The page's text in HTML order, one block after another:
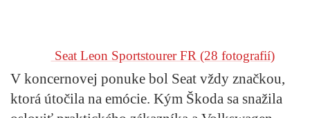
Seat Leon Sportstourer FR (28 fotografií)
V koncernovej ponuke bol Seat vždy značkou,
ktorá útočila na emócie. Kým Škoda sa snažila